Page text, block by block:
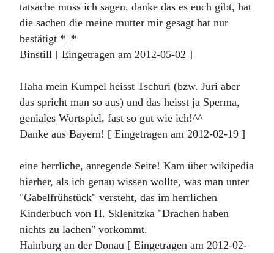
tatsache muss ich sagen, danke das es euch gibt, hat
die sachen die meine mutter mir gesagt hat nur
bestätigt *_*
Binstill [ Eingetragen am 2012-05-02 ]
Haha mein Kumpel heisst Tschuri (bzw. Juri aber
das spricht man so aus) und das heisst ja Sperma,
geniales Wortspiel, fast so gut wie ich!^^
Danke aus Bayern! [ Eingetragen am 2012-02-19 ]
eine herrliche, anregende Seite! Kam über wikipedia
hierher, als ich genau wissen wollte, was man unter
"Gabelfrühstück" versteht, das im herrlichen
Kinderbuch von H. Sklenitzka "Drachen haben
nichts zu lachen" vorkommt.
Hainburg an der Donau [ Eingetragen am 2012-02-